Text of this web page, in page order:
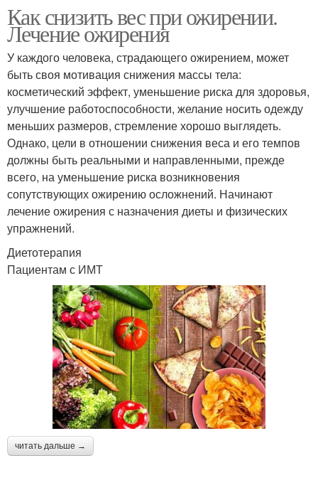
Как снизить вес при ожирении.
Лечение ожирения
У каждого человека, страдающего ожирением, может
быть своя мотивация снижения массы тела:
косметический эффект, уменьшение риска для здоровья,
улучшение работоспособности, желание носить одежду
меньших размеров, стремление хорошо выглядеть.
Однако, цели в отношении снижения веса и его темпов
должны быть реальными и направленными, прежде
всего, на уменьшение риска возникновения
сопутствующих ожирению осложнений. Начинают
лечение ожирения с назначения диеты и физических
упражнений.
Диетотерапия
Пациентам с ИМТ
читать дальше →